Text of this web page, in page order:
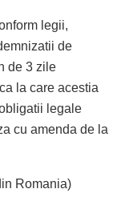
legii,
de
de 3 zile
la care acestia
legale
cu amenda de la
Romania)